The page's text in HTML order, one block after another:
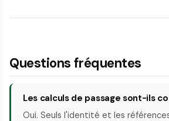
Questions fréquentes
Les calculs de passage sont-ils
Oui. Seuls l'identité et les